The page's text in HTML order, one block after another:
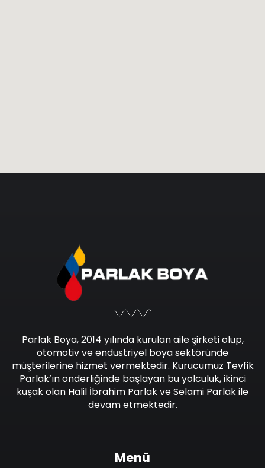
Parlak Boya, 2014 yılında kurulan aile şirketi olup,
otomotiv ve endüstriyel boya sektöründe
müşterilerine hizmet vermektedir. Kurucumuz Tevfik
Parlak’ın önderliğinde başlayan bu yolculuk, ikinci
kuşak olan Halil İbrahim Parlak ve Selami Parlak ile
devam etmektedir.
Menü